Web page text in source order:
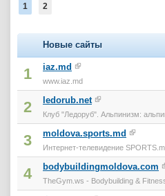
1 2
Новые сайты
1 iaz.md
www.iaz.md
2 ledorub.net
Клуб "Ледоруб". Альпинизм:
3 moldova.sports.md
Интернет-телевидение
4 bodybuildingmoldova.com
TheGym.ws - Bodybuilding &